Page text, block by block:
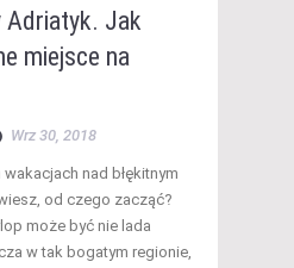
Adriatyk. Jak
miejsce na
Wrz 30, 2018
nad błękitnym
od czego zacząć?
może być nie lada
w tak bogatym regionie,